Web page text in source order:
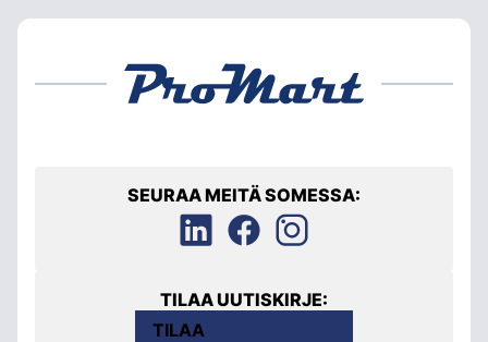
SEURAA MEITÄ SOMESSA:
TILAA UUTISKIRJE:
TILAA